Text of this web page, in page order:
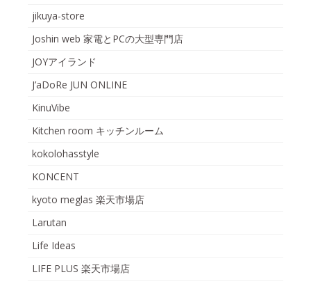
jikuya-store
Joshin web 家電とPCの大型専門店
JOYアイランド
J’aDoRe JUN ONLINE
KinuVibe
Kitchen room キッチンルーム
kokolohasstyle
KONCENT
kyoto meglas 楽天市場店
Larutan
Life Ideas
LIFE PLUS 楽天市場店